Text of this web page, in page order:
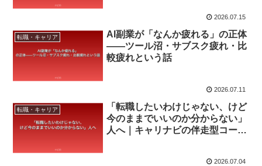
2026.07.15
転職・キャリア
AI副業が「なんか疲れる」の正体
——ツール沼・サブスク疲れ・比
較疲れという話
2026.07.11
転職・キャリア
「転職したいわけじゃない、けど
今のままでいいのか分からない」
人へ｜キャリナビの伴走型コーチ
2026.07.04